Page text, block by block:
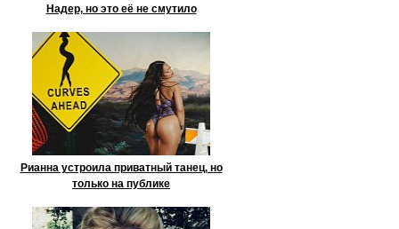
Надер, но это её не смутило
Рианна устроила приватный танец, но
только на публике